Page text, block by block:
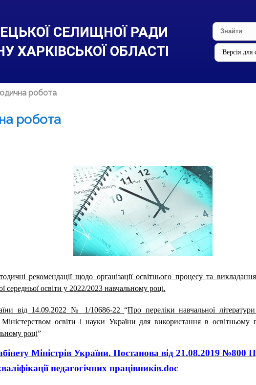
СЕЛИЩНОЇ РАДИ
ХАРКІВСЬКОЇ ОБЛАСТІ
Версія для
робота
робота
рекомендації щодо організації освітнього процесу та
середньої освіти у 2022/2023 навчальному році.
від 14.09.2022 № 1/10686-22“Про переліки навчальної
освіти і науки України для використання в освітньому
році”
Міністрів України. Постанова від 21.08.2019 №800
педагогічних працівників.doc